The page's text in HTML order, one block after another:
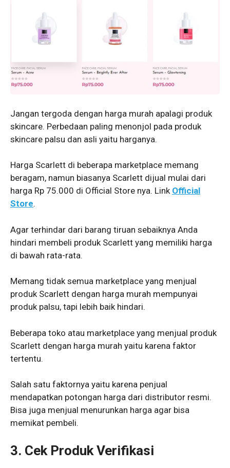
Jangan tergoda dengan harga murah apalagi produk
skincare. Perbedaan paling menonjol pada produk
skincare palsu dan asli yaitu harganya.
Harga Scarlett di beberapa marketplace memang
beragam, namun biasanya Scarlett dijual mulai dari
harga Rp 75.000 di Official Store nya. Link Official
Store.
Agar terhindar dari barang tiruan sebaiknya Anda
hindari membeli produk Scarlett yang memiliki harga
di bawah rata-rata.
Memang tidak semua marketplace yang menjual
produk Scarlett dengan harga murah mempunyai
produk palsu, tapi lebih baik hindari.
Beberapa toko atau marketplace yang menjual produk
Scarlett dengan harga murah yaitu karena faktor
tertentu.
Salah satu faktornya yaitu karena penjual
mendapatkan potongan harga dari distributor resmi.
Bisa juga menjual menurunkan harga agar bisa
memikat pembeli.
3. Cek Produk Verifikasi